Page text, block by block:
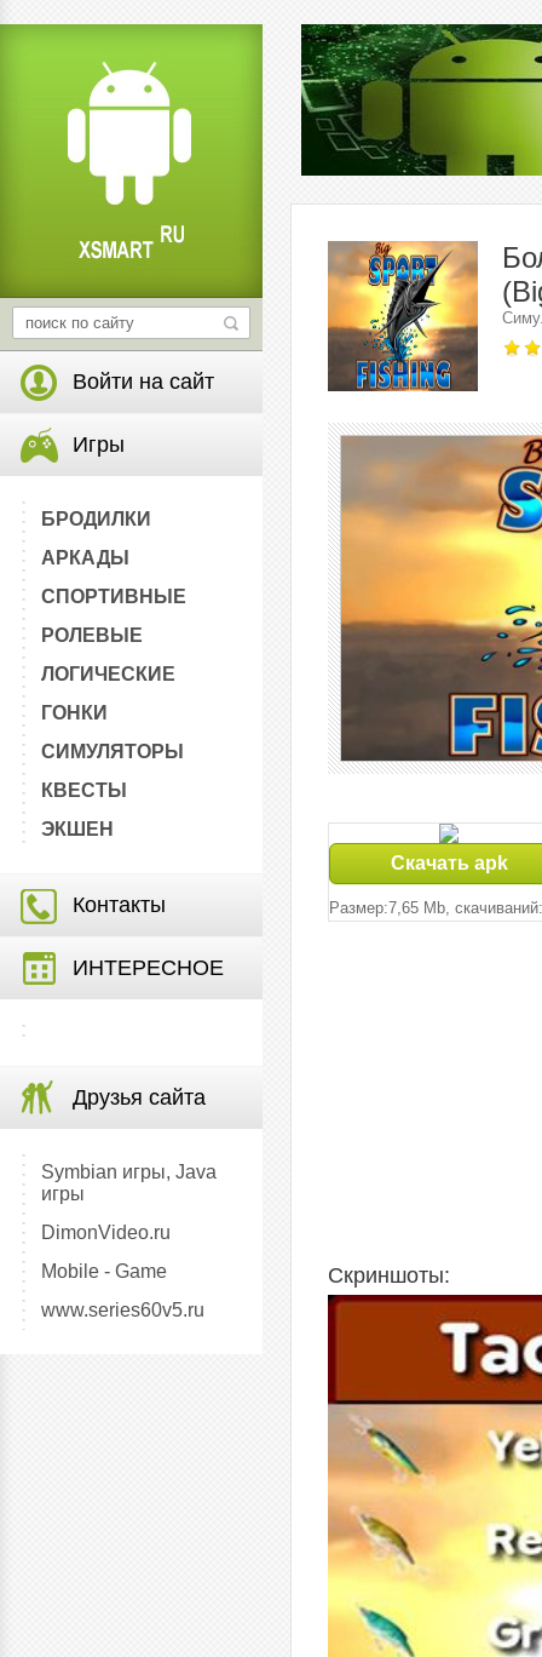
Войти на сайт
Игры
БРОДИЛКИ
АРКАДЫ
СПОРТИВНЫЕ
РОЛЕВЫЕ
ЛОГИЧЕСКИЕ
ГОНКИ
СИМУЛЯТОРЫ
КВЕСТЫ
ЭКШЕН
Контакты
ИНТЕРЕСНОЕ
Друзья сайта
Symbian игры, Java
игры
DimonVideo.ru
Mobile - Game
www.series60v5.ru
Скачать apk
Размер:7,65 Mb,
Скриншоты: